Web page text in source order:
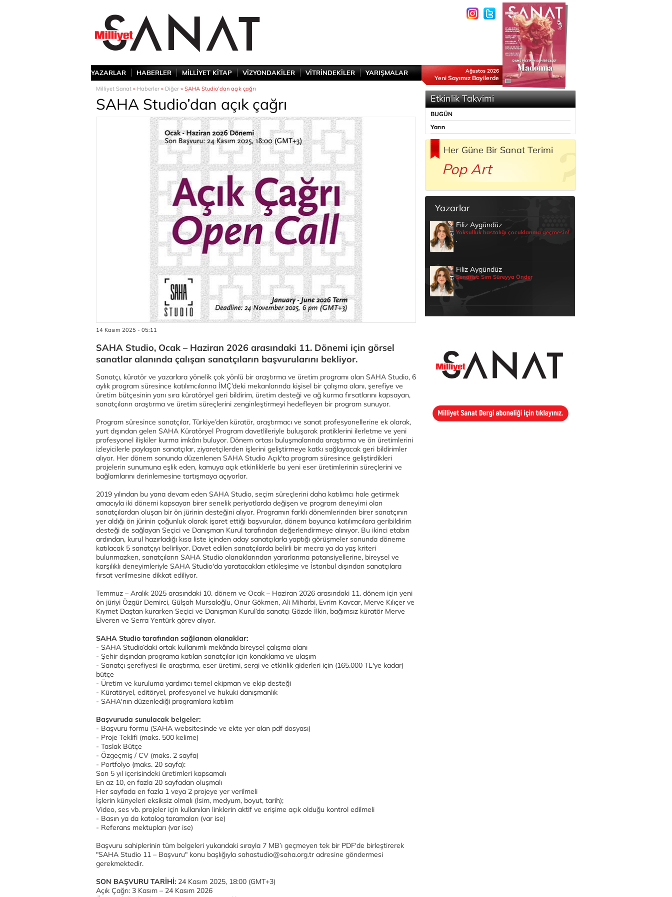
YAZARLAR HABERLER MİLLİYET KİTAP VİZYONDAKİLER VİTRİNDEKİLER YARIŞMALAR Ağustos 2026
Yeni Sayımız Bayilerde
Milliyet Sanat » Haberler » Diğer » SAHA Studio’dan açık çağrı
SAHA Studio’dan açık çağrı
14 Kasım 2025 - 05:11
SAHA Studio, Ocak – Haziran 2026 arasındaki 11. Dönemi için görsel
sanatlar alanında çalışan sanatçıların başvurularını bekliyor.
Sanatçı, küratör ve yazarlara yönelik çok yönlü bir araştırma ve üretim programı olan SAHA Studio, 6
aylık program süresince katılımcılarına İMÇ’deki mekanlarında kişisel bir çalışma alanı, şerefiye ve
üretim bütçesinin yanı sıra küratöryel geri bildirim, üretim desteği ve ağ kurma fırsatlarını kapsayan,
sanatçıların araştırma ve üretim süreçlerini zenginleştirmeyi hedefleyen bir program sunuyor.
Program süresince sanatçılar, Türkiye’den küratör, araştırmacı ve sanat profesyonellerine ek olarak,
yurt dışından gelen SAHA Küratöryel Program davetlileriyle buluşarak pratiklerini ilerletme ve yeni
profesyonel ilişkiler kurma imkânı buluyor. Dönem ortası buluşmalarında araştırma ve ön üretimlerini
izleyicilerle paylaşan sanatçılar, ziyaretçilerden işlerini geliştirmeye katkı sağlayacak geri bildirimler
alıyor. Her dönem sonunda düzenlenen SAHA Studio Açık'ta program süresince geliştirdikleri
projelerin sunumuna eşlik eden, kamuya açık etkinliklerle bu yeni eser üretimlerinin süreçlerini ve
bağlamlarını derinlemesine tartışmaya açıyorlar.
2019 yılından bu yana devam eden SAHA Studio, seçim süreçlerini daha katılımcı hale getirmek
amacıyla iki dönemi kapsayan birer senelik periyotlarda değişen ve program deneyimi olan
sanatçılardan oluşan bir ön jürinin desteğini alıyor. Programın farklı dönemlerinden birer sanatçının
yer aldığı ön jürinin çoğunluk olarak işaret ettiği başvurular, dönem boyunca katılımcılara geribildirim
desteği de sağlayan Seçici ve Danışman Kurul tarafından değerlendirmeye alınıyor. Bu ikinci etabın
ardından, kurul hazırladığı kısa liste içinden aday sanatçılarla yaptığı görüşmeler sonunda döneme
katılacak 5 sanatçıyı belirliyor. Davet edilen sanatçılarda belirli bir mecra ya da yaş kriteri
bulunmazken, sanatçıların SAHA Studio olanaklarından yararlanma potansiyellerine, bireysel ve
karşılıklı deneyimleriyle SAHA Studio'da yaratacakları etkileşime ve İstanbul dışından sanatçılara
fırsat verilmesine dikkat ediliyor.
Temmuz – Aralık 2025 arasındaki 10. dönem ve Ocak – Haziran 2026 arasındaki 11. dönem için yeni
ön jüriyi Özgür Demirci, Gülşah Mursaloğlu, Onur Gökmen, Ali Miharbi, Evrim Kavcar, Merve Kılıçer ve
Kıymet Daştan kurarken Seçici ve Danışman Kurul’da sanatçı Gözde İlkin, bağımsız küratör Merve
Elveren ve Serra Yentürk görev alıyor.
SAHA Studio tarafından sağlanan olanaklar:
- SAHA Studio’daki ortak kullanımlı mekânda bireysel çalışma alanı
- Şehir dışından programa katılan sanatçılar için konaklama ve ulaşım
- Sanatçı şerefiyesi ile araştırma, eser üretimi, sergi ve etkinlik giderleri için (165.000 TL'ye kadar)
bütçe
- Üretim ve kuruluma yardımcı temel ekipman ve ekip desteği
- Küratöryel, editöryel, profesyonel ve hukuki danışmanlık
- SAHA'nın düzenlediği programlara katılım
Başvuruda sunulacak belgeler:
- Başvuru formu (SAHA websitesinde ve ekte yer alan pdf dosyası)
- Proje Teklifi (maks. 500 kelime)
- Taslak Bütçe
- Özgeçmiş / CV (maks. 2 sayfa)
- Portfolyo (maks. 20 sayfa):
Son 5 yıl içerisindeki üretimleri kapsamalı
En az 10, en fazla 20 sayfadan oluşmalı
Her sayfada en fazla 1 veya 2 projeye yer verilmeli
İşlerin künyeleri eksiksiz olmalı (İsim, medyum, boyut, tarih);
Video, ses vb. projeler için kullanılan linklerin aktif ve erişime açık olduğu kontrol edilmeli
- Basın ya da katalog taramaları (var ise)
- Referans mektupları (var ise)
Başvuru sahiplerinin tüm belgeleri yukarıdaki sırayla 7 MB’ı geçmeyen tek bir PDF'de birleştirerek
"SAHA Studio 11 – Başvuru" konu başlığıyla sahastudio@saha.org.tr adresine göndermesi
gerekmektedir.
SON BAŞVURU TARİHİ: 24 Kasım 2025, 18:00 (GMT+3)
Açık Çağrı: 3 Kasım – 24 Kasım 2026
Etkinlik Takvimi
BUGÜN
Yarın
Her Güne Bir Sanat Terimi
Pop Art
Yazarlar
Filiz Aygündüz
Yoksulluk hastalığı çocuklarıma geçmesin!
.
Filiz Aygündüz
Senarist: Sırrı Süreyya Önder
.